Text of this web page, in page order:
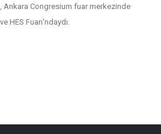
Congresium fuar merkezinde
HES Fuarı'ndaydı.